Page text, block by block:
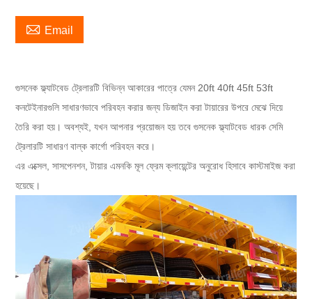
 Email
গুসনেক ফ্ল্যাটবেড ট্রেলারটি বিভিন্ন আকারের পাত্রে যেমন 20ft 40ft 45ft 53ft
কনটেইনারগুলি সাধারণভাবে পরিবহন করার জন্য ডিজাইন করা টায়ারের উপরে মেঝে দিয়ে
তৈরি করা হয়। অবশ্যই, যখন আপনার প্রয়োজন হয় তবে গুসনেক ফ্ল্যাটবেড ধারক সেমি
ট্রেলারটি সাধারণ বাল্ক কার্গো পরিবহন করে।
এর এক্সেল, সাসপেনশন, টায়ার এমনকি মূল ফ্রেম ক্লায়েন্টের অনুরোধ হিসাবে কাস্টমাইজ করা
হয়েছে।